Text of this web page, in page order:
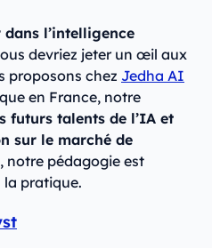
l’intelligence
devriez jeter un œil aux
proposons chez Jedha AI
en France, notre
futurs talents de l’IA et
sur le marché de
notre pédagogie est
la pratique.